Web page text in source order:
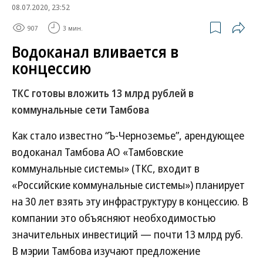
08.07.2020, 23:52
907 3 мин.
Водоканал вливается в
концессию
ТКС готовы вложить 13 млрд рублей в
коммунальные сети Тамбова
Как стало известно “Ъ-Черноземье”, арендующее
водоканал Тамбова АО «Тамбовские
коммунальные системы» (ТКС, входит в
«Российские коммунальные системы») планирует
на 30 лет взять эту инфраструктуру в концессию. В
компании это объясняют необходимостью
значительных инвестиций — почти 13 млрд руб.
В мэрии Тамбова изучают предложение